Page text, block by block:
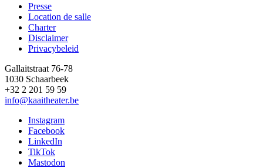
Footer
Presse
Location de salle
Charter
Disclaimer
Privacybeleid
Gallaitstraat 76-78
1030 Schaarbeek
+32 2 201 59 59
info@kaaitheater.be
Instagram
Facebook
LinkedIn
TikTok
Mastodon